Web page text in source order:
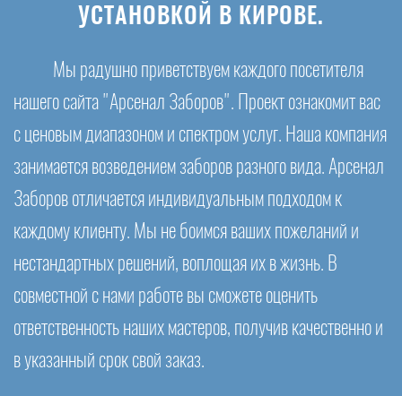
УСТАНОВКОЙ В КИРОВЕ.
Мы радушно приветствуем каждого посетителя
нашего сайта "Арсенал Заборов". Проект ознакомит вас
с ценовым диапазоном и спектром услуг. Наша компания
занимается возведением заборов разного вида. Арсенал
Заборов отличается индивидуальным подходом к
каждому клиенту. Мы не боимся ваших пожеланий и
нестандартных решений, воплощая их в жизнь. В
совместной с нами работе вы сможете оценить
ответственность наших мастеров, получив качественно и
в указанный срок свой заказ.